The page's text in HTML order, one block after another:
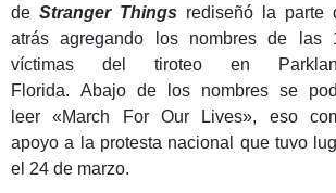
deStranger Things rediseñó la parte
atrás agregando los nombres de las
víctimas del tiroteo en
Florida. Abajo de los nombres se
leer «March For Our Lives», eso
apoyo a la protesta nacional que tuvo
el 24 de marzo.